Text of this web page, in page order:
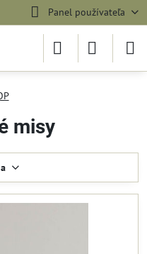
Panel používateľa
misy